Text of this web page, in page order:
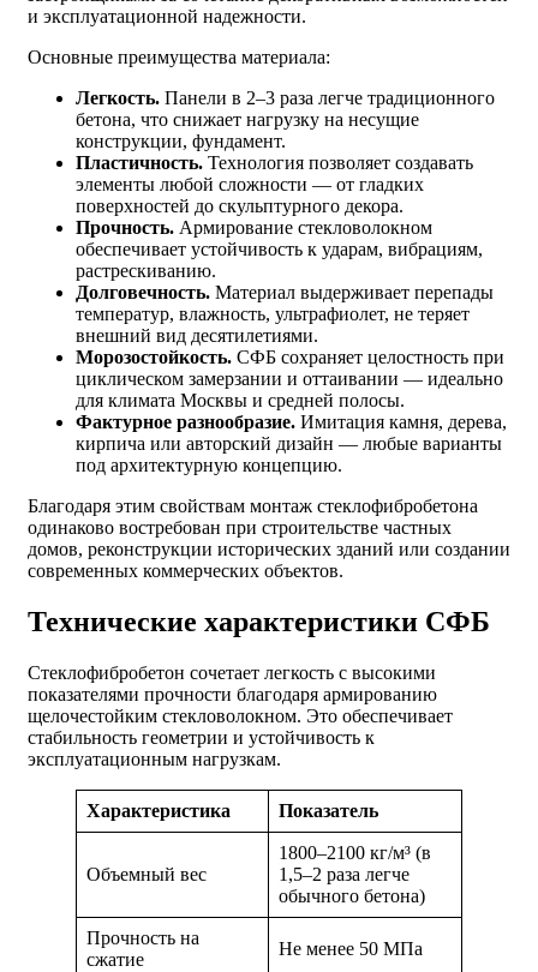
и эксплуатационной надежности.
Основные преимущества материала:
Легкость. Панели в 2–3 раза легче традиционного
бетона, что снижает нагрузку на несущие
конструкции, фундамент.
Пластичность. Технология позволяет создавать
элементы любой сложности — от гладких
поверхностей до скульптурного декора.
Прочность. Армирование стекловолокном
обеспечивает устойчивость к ударам, вибрациям,
растрескиванию.
Долговечность. Материал выдерживает перепады
температур, влажность, ультрафиолет, не теряет
внешний вид десятилетиями.
Морозостойкость. СФБ сохраняет целостность при
циклическом замерзании и оттаивании — идеально
для климата Москвы и средней полосы.
Фактурное разнообразие. Имитация камня, дерева,
кирпича или авторский дизайн — любые варианты
под архитектурную концепцию.
Благодаря этим свойствам монтаж стеклофибробетона
одинаково востребован при строительстве частных
домов, реконструкции исторических зданий или создании
современных коммерческих объектов.
Технические характеристики СФБ
Стеклофибробетон сочетает легкость с высокими
показателями прочности благодаря армированию
щелочестойким стекловолокном. Это обеспечивает
стабильность геометрии и устойчивость к
эксплуатационным нагрузкам.
Характеристика Показатель
Объемный вес
1800–2100 кг/м³ (в
1,5–2 раза легче
обычного бетона)
Прочность на
сжатие
Не менее 50 МПа